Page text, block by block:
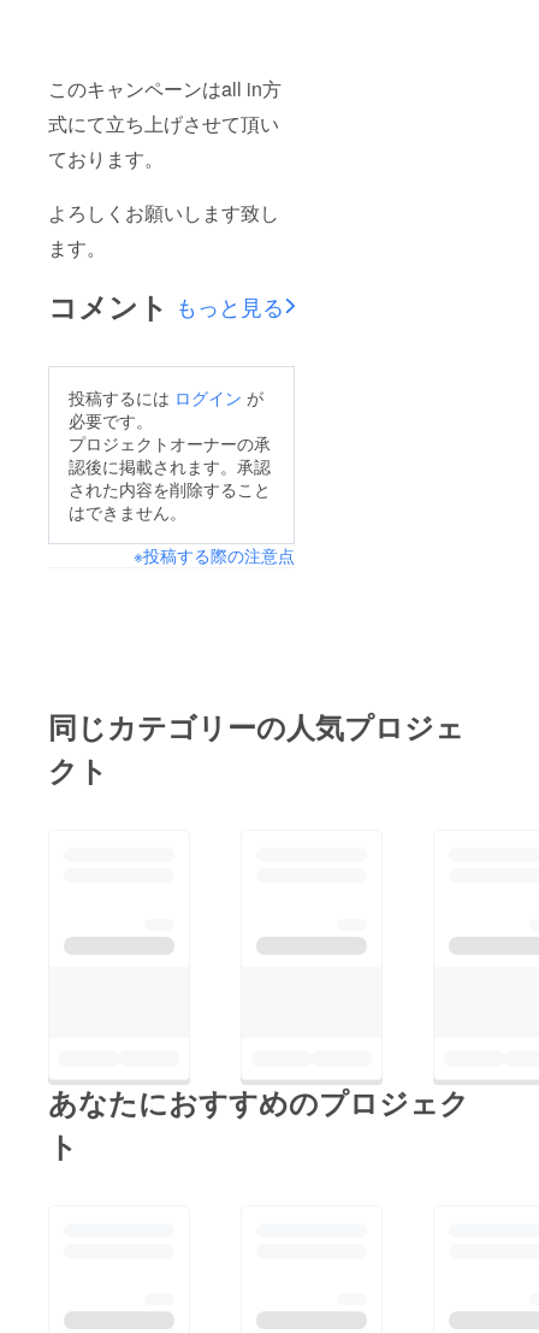
このキャンペーンはall in方
式にて立ち上げさせて頂い
ております。
よろしくお願いします致し
ます。
コメント もっと見る
投稿するには ログイン が
必要です。
プロジェクトオーナーの承
認後に掲載されます。承認
された内容を削除すること
はできません。
※投稿する際の注意点
同じカテゴリーの人気プロジェ
クト
あなたにおすすめのプロジェク
ト